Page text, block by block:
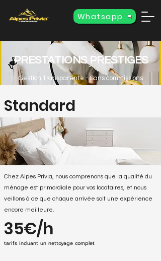
Whatsapp
PRESTATIONS PRESTIGES
Gestion Transparente - Sans commissions
Standard
Chez Alpes Privia, nous comprenons que la qualité du
ménage est primordiale pour vos locataires, et nous
veillons à ce que chaque arrivée soit une expérience
encore meilleure.
35€/h
tarifs incluant un nettoyage complet